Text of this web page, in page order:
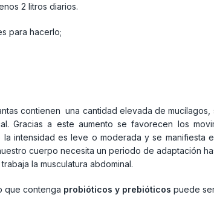
2 litros diarios.
para hacerlo;
contienen una cantidad elevada de
Gracias a este aumento se favorecen los
intensidad es leve o moderada y se manifiesta
cuerpo necesita un periodo de adaptación
la musculatura abdominal.
que contenga probióticos y prebióticos puede